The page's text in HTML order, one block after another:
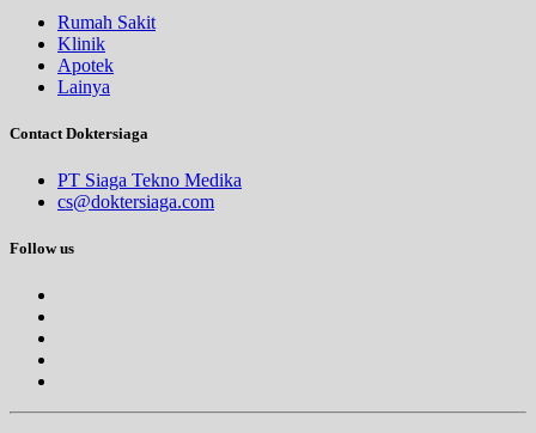
Rumah Sakit
Klinik
Apotek
Lainya
Contact Doktersiaga
PT Siaga Tekno Medika
cs@doktersiaga.com
Follow us